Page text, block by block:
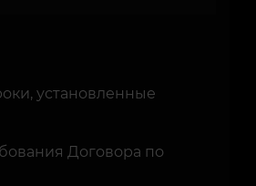
установленные
Договора по